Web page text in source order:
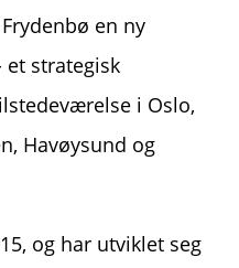
en ny
strategisk
i Oslo,
Havøysund og
og har utviklet seg